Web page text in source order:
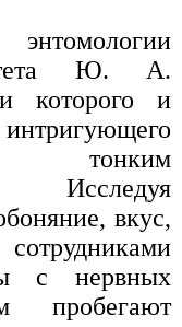
Ю. А.
которого и
тонким
Исследуя
вкус,
с нервных
пробегают